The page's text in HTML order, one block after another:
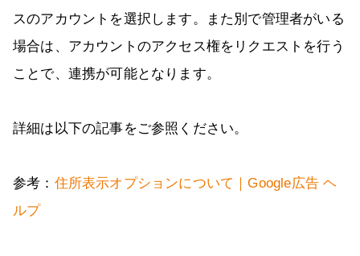
スのアカウントを選択します。また別で管理者がいる
場合は、アカウントのアクセス権をリクエストを行う
ことで、連携が可能となります。
詳細は以下の記事をご参照ください。
参考： 住所表示オプションについて｜Google広告 ヘ
ルプ